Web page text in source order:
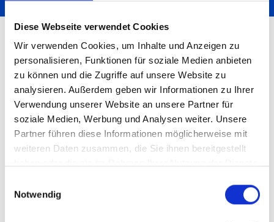
Diese Webseite verwendet Cookies
Wir verwenden Cookies, um Inhalte und Anzeigen zu
personalisieren, Funktionen für soziale Medien anbieten
zu können und die Zugriffe auf unsere Website zu
analysieren. Außerdem geben wir Informationen zu Ihrer
Verwendung unserer Website an unsere Partner für
soziale Medien, Werbung und Analysen weiter. Unsere
Partner führen diese Informationen möglicherweise mit
weiteren Daten zusammen, die Sie ihnen bereitgestellt
Notwendig
Buchen Sie einen Termin
Picknick FFw
Kalender
Terminplan Dorfgeschehen